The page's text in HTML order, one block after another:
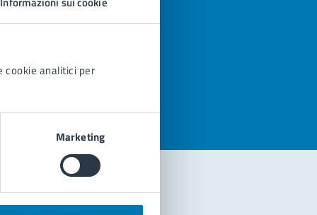
cookie analitici per
Marketing